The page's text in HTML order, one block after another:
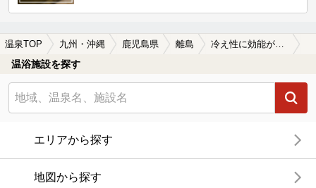
温泉TOP 九州・沖縄 鹿児島県 離島 冷え性に効能がある離島の温泉、日帰り温泉、スーパー銭湯おすすめ
温浴施設を探す
エリアから探す
地図から探す